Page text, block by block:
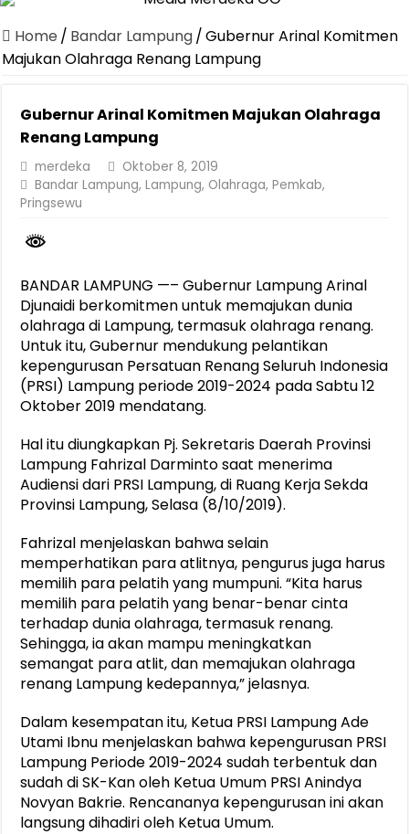
Dirut Jasa Raharja Dampingi Wamenhub Tinjau Penanganan
Pastikan Pelayanan Maksimal, Direksi Jasa Raharja Tinjau Korban
Jasa Raharja Jamin Seluruh Korban Kebakaran KM Mutiara
Gelar Audiensi, Jasa Raharja dan Kementerian PANRB Perkuat
Berkontribusi terhadap Keselamatan dan Mobilitas Masyarakat,
Pemprov Lampung Dukung Penuh Lampung Financial Festival,
Pengesahan Raperda APBD 2025 Jadi Langkah Penguatan
Home / Bandar Lampung/Gubernur Arinal Komitmen
Majukan Olahraga Renang Lampung
Gubernur Arinal Komitmen Majukan Olahraga
Renang Lampung
merdeka
Oktober 8, 2019
Bandar Lampung,Lampung, Olahraga,Pemkab,
Pringsewu
BANDAR LAMPUNG —– Gubernur Lampung Arinal
Djunaidi berkomitmen untuk memajukan dunia
olahraga di Lampung, termasuk olahraga renang.
Untuk itu, Gubernur mendukung pelantikan
kepengurusan Persatuan Renang Seluruh Indonesia
(PRSI) Lampung periode 2019-2024 pada Sabtu 12
Oktober 2019 mendatang.
Hal itu diungkapkan Pj. Sekretaris Daerah Provinsi
Lampung Fahrizal Darminto saat menerima
Audiensi dari PRSI Lampung, di Ruang Kerja Sekda
Provinsi Lampung, Selasa (8/10/2019).
Fahrizal menjelaskan bahwa selain
memperhatikan para atlitnya, pengurus juga harus
memilih para pelatih yang mumpuni. “Kita harus
memilih para pelatih yang benar-benar cinta
terhadap dunia olahraga, termasuk renang.
Sehingga, ia akan mampu meningkatkan
semangat para atlit, dan memajukan olahraga
renang Lampung kedepannya,” jelasnya.
Dalam kesempatan itu, Ketua PRSI Lampung Ade
Utami Ibnu menjelaskan bahwa kepengurusan PRSI
Lampung Periode 2019-2024 sudah terbentuk dan
sudah di SK-Kan oleh Ketua Umum PRSI Anindya
Novyan Bakrie. Rencananya kepengurusan ini akan
langsung dihadiri oleh Ketua Umum.